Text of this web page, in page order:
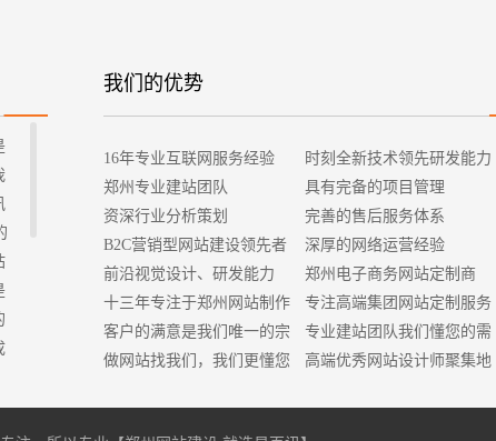
我们的优势
16年专业互联网服务经验
郑州专业建站团队
资深行业分析策划
B2C营销型网站建设领先者
前沿视觉设计、研发能力
十三年专注于郑州网站制作
客户的满意是我们唯一的宗
旨
做网站找我们，我们更懂您
时刻全新技术领先研发能力
具有完备的项目管理
完善的售后服务体系
深厚的网络运营经验
郑州电子商务网站定制商
专注高端集团网站定制服务
专业建站团队我们懂您的需
求
高端优秀网站设计师聚集地